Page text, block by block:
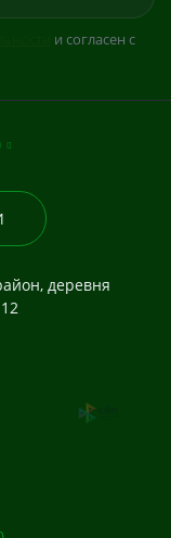
и согласен с
деревня